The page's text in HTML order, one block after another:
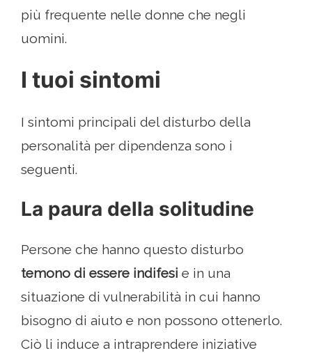
più frequente nelle donne che negli
uomini.
I tuoi sintomi
I sintomi principali del disturbo della
personalità per dipendenza sono i
seguenti.
La paura della solitudine
Persone che hanno questo disturbo
temono di essere indifesi e in una
situazione di vulnerabilità in cui hanno
bisogno di aiuto e non possono ottenerlo.
Ciò li induce a intraprendere iniziative